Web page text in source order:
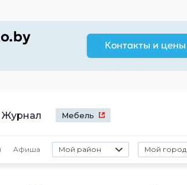
Журнал Мебель
Афиша Мой район Мой город